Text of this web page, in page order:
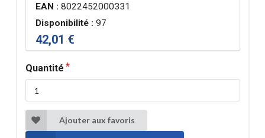
EAN : 8022452000331
Disponibilité : 97
42,01 €
Quantité
Ajouter aux favoris